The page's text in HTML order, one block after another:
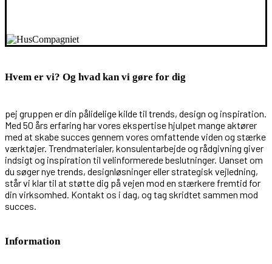
Hvem er vi? Og hvad kan vi gøre for dig
pej gruppen er din pålidelige kilde til trends, design og inspiration.
Med 50 års erfaring har vores ekspertise hjulpet mange aktører
med at skabe succes gennem vores omfattende viden og stærke
værktøjer. Trendmaterialer, konsulentarbejde og rådgivning giver
indsigt og inspiration til velinformerede beslutninger. Uanset om
du søger nye trends, designløsninger eller strategisk vejledning,
står vi klar til at støtte dig på vejen mod en stærkere fremtid for
din virksomhed. Kontakt os i dag, og tag skridtet sammen mod
succes.
Information